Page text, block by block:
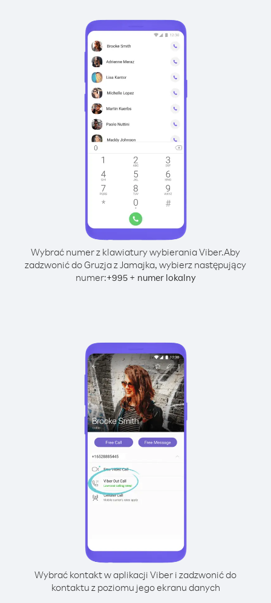
Wybrać numer z klawiatury wybierania Viber.Aby
zadzwonić do Gruzja z Jamajka, wybierz następujący
numer:+995+ numer lokalny
Wybrać kontakt w aplikacji Viber i zadzwonić do
kontaktu z poziomu jego ekranu danych